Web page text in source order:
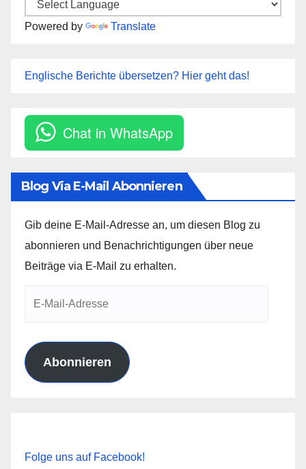
Powered by Translate
Englische Berichte übersetzen? Hier geht das!
Chat in WhatsApp
Blog Via E-Mail Abonnieren
Gib deine E-Mail-Adresse an, um diesen Blog zu
abonnieren und Benachrichtigungen über neue
Beiträge via E-Mail zu erhalten.
Abonnieren
Folge uns auf Facebook!